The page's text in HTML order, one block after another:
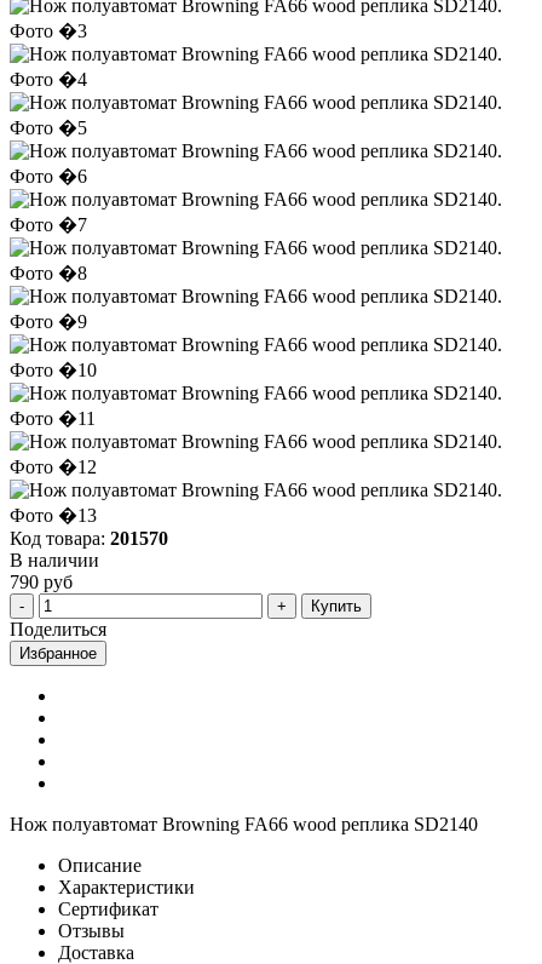
Код товара: 201570
В наличии
790 руб
Купить
Поделиться
Избранное
Нож полуавтомат Browning FA66 wood реплика SD2140
Описание
Характеристики
Сертификат
Отзывы
Доставка